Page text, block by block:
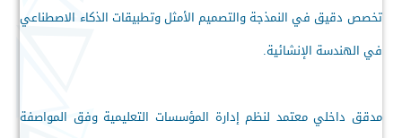
تخصص دقيق في النمذجة والتصميم الأمثل وتطبيقات الذكاء الاصطناعي
في الهندسة الإنشائية.
مدقق داخلي معتمد لنظم إدارة المؤسسات التعليمية وفق المواصفة